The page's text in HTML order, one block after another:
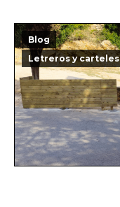
Blog
Letreros y carteles